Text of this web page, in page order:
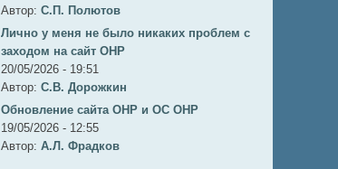
Автор: C.П. Полютов
Лично у меня не было никаких проблем с
заходом на сайт ОНР
20/05/2026 - 19:51
Автор: С.В. Дорожкин
Обновление сайта ОНР и ОС ОНР
19/05/2026 - 12:55
Автор: А.Л. Фрадков